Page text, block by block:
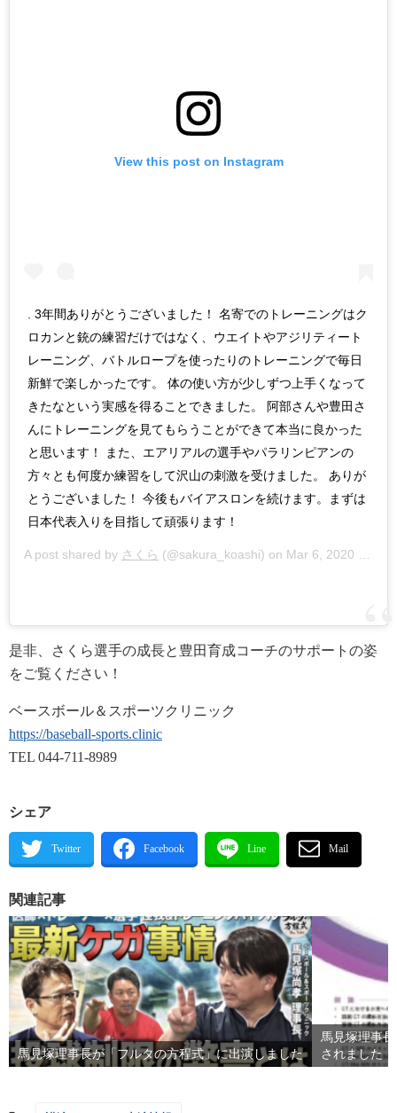
View this post on Instagram
. 3年間ありがとうございました！ 名寄でのトレーニングはク
ロカンと銃の練習だけではなく、ウエイトやアジリティート
レーニング、バトルロープを使ったりのトレーニングで毎日
新鮮で楽しかったです。 体の使い方が少しずつ上手くなって
きたなという実感を得ることできました。 阿部さんや豊田さ
んにトレーニングを見てもらうことができて本当に良かった
と思います！ また、エアリアルの選手やパラリンピアンの
方々とも何度か練習をして沢山の刺激を受けました。 ありが
とうございました！ 今後もバイアスロンを続けます。まずは
日本代表入りを目指して頑張ります！
A post shared by さくら (@sakura_koashi) on Mar 6, 2020 at 8:43pm PST
是非、さくら選手の成長と豊田育成コーチのサポートの姿
をご覧ください！
ベースボール＆スポーツクリニック
https://baseball-sports.clinic
TEL 044-711-8989
シェア
関連記事
馬見塚理事長が「フルタの方程式」に出演しました
馬見塚理事
されました